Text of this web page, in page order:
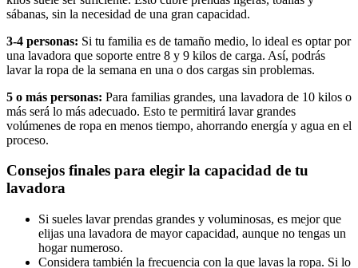
sábanas, sin la necesidad de una gran capacidad.
3-4 personas: Si tu familia es de tamaño medio, lo ideal es optar por
una lavadora que soporte entre 8 y 9 kilos de carga. Así, podrás
lavar la ropa de la semana en una o dos cargas sin problemas.
5 o más personas: Para familias grandes, una lavadora de 10 kilos o
más será lo más adecuado. Esto te permitirá lavar grandes
volúmenes de ropa en menos tiempo, ahorrando energía y agua en el
proceso.
Consejos finales para elegir la capacidad de tu
lavadora
Si sueles lavar prendas grandes y voluminosas, es mejor que
elijas una lavadora de mayor capacidad, aunque no tengas un
hogar numeroso.
Considera también la frecuencia con la que lavas la ropa. Si lo